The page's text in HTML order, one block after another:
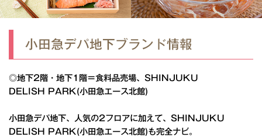
小田急デパ地下ブランド情報
◎地下2階・地下1階＝食料品売場、SHINJUKU
DELISH PARK(小田急エース北館)
小田急デパ地下、人気の2フロアに加えて、SHINJUKU
DELISH PARK(小田急エース北館)も完全ナビ。